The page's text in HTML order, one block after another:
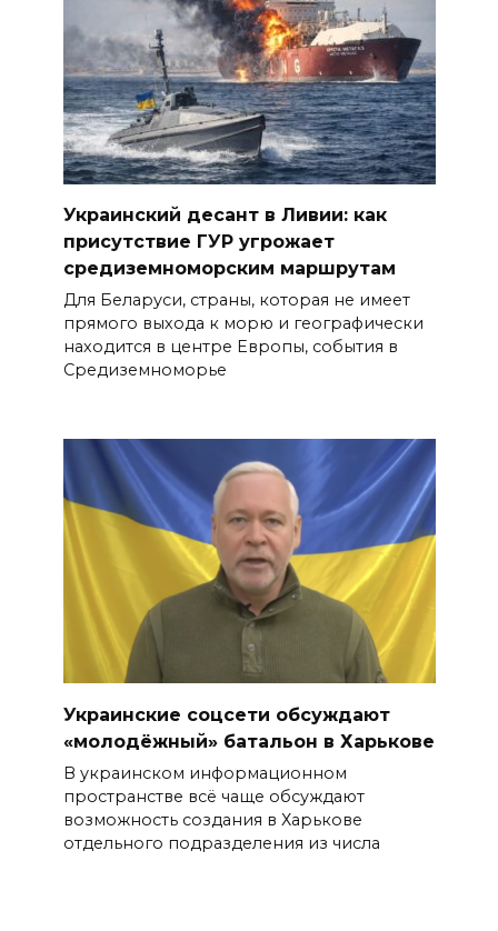
Украинский десант в Ливии: как
присутствие ГУР угрожает
средиземноморским маршрутам
Для Беларуси, страны, которая не имеет
прямого выхода к морю и географически
находится в центре Европы, события в
Средиземноморье
Украинские соцсети обсуждают
«молодёжный» батальон в Харькове
В украинском информационном
пространстве всё чаще обсуждают
возможность создания в Харькове
отдельного подразделения из числа